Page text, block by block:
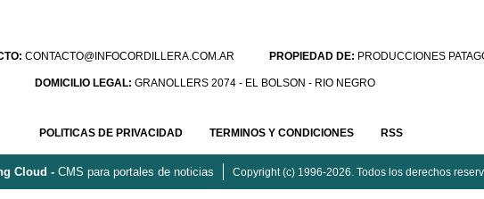
CONTACTO@INFOCORDILLERA.COM.AR PROPIEDAD DE: PRODUCCIONES
DOMICILIO LEGAL:GRANOLLERS 2074 - EL BOLSON - RIO NEGRO
POLITICAS DE PRIVACIDAD TERMINOS Y CONDICIONES RSS
Cloud - CMS para portales de noticias Copyright (c) 1996-2026. Todos los derechos